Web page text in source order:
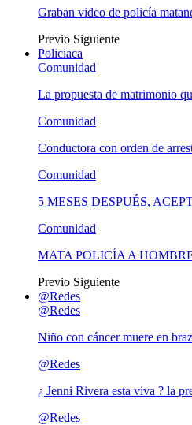
Graban video de policía
Previo Siguiente
Policiaca
Comunidad
La propuesta de matrimonio
Comunidad
Conductora con orden de
Comunidad
5 MESES DESPUÉS,
Comunidad
MATA POLICÍA A
Previo Siguiente
@Redes
@Redes
Niño con cáncer muere en
@Redes
¿ Jenni Rivera esta viva ? la
@Redes